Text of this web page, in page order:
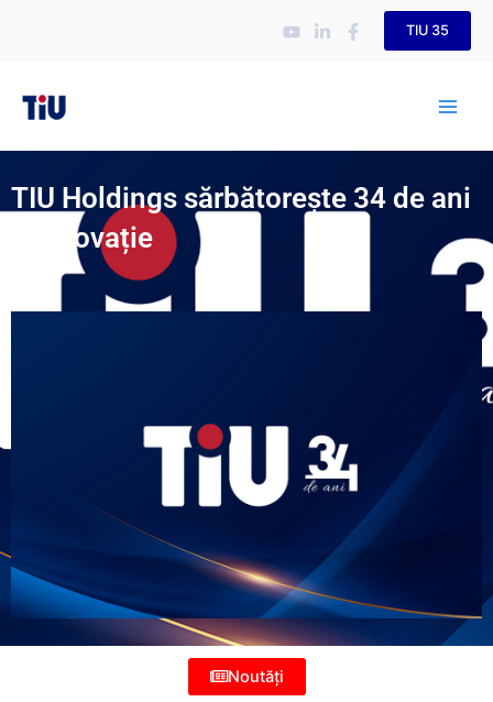
TIU 35
TIU Holdings sărbătorește 34 de ani
de inovație
Noutăți